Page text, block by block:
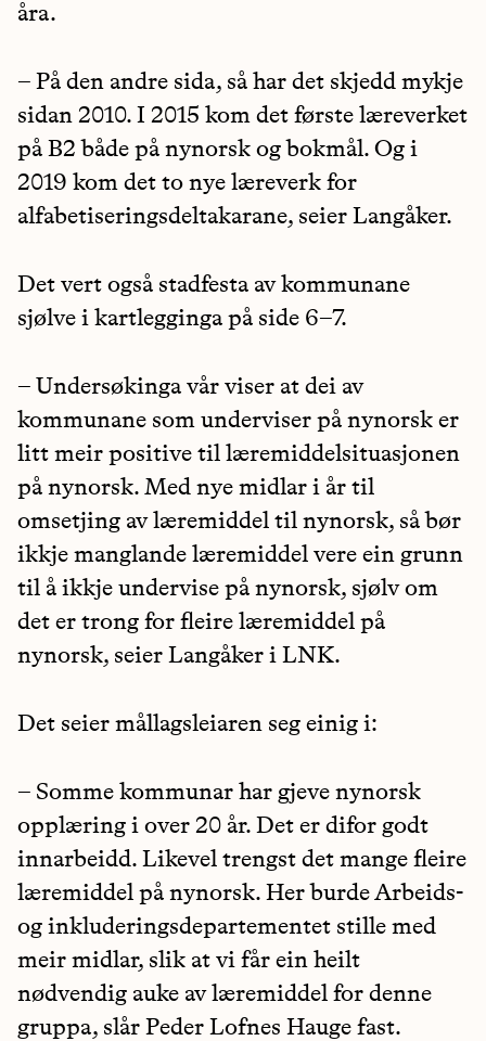
åra.
– På den andre sida, så har det skjedd mykje
sidan 2010. I 2015 kom det første læreverket
på B2 både på nynorsk og bokmål. Og i
2019 kom det to nye læreverk for
alfabetiseringsdeltakarane, seier Langåker.
Det vert også stadfesta av kommunane
sjølve i kartlegginga på side 6–7.
– Undersøkinga vår viser at dei av
kommunane som underviser på nynorsk er
litt meir positive til læremiddelsituasjonen
på nynorsk. Med nye midlar i år til
omsetjing av læremiddel til nynorsk, så bør
ikkje manglande læremiddel vere ein grunn
til å ikkje undervise på nynorsk, sjølv om
det er trong for fleire læremiddel på
nynorsk, seier Langåker i LNK.
Det seier mållagsleiaren seg einig i:
– Somme kommunar har gjeve nynorsk
opplæring i over 20 år. Det er difor godt
innarbeidd. Likevel trengst det mange fleire
læremiddel på nynorsk. Her burde Arbeids-
og inkluderingsdepartementet stille med
meir midlar, slik at vi får ein heilt
nødvendig auke av læremiddel for denne
gruppa, slår Peder Lofnes Hauge fast.